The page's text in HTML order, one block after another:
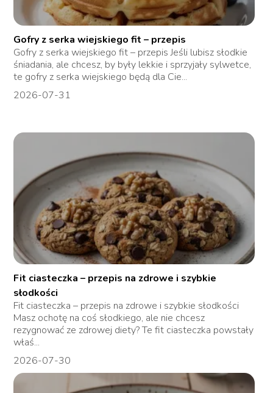
Gofry z serka wiejskiego fit – przepis
Gofry z serka wiejskiego fit – przepis Jeśli lubisz słodkie
śniadania, ale chcesz, by były lekkie i sprzyjały sylwetce,
te gofry z serka wiejskiego będą dla Cie...
2026-07-31
Fit ciasteczka – przepis na zdrowe i szybkie
słodkości
Fit ciasteczka – przepis na zdrowe i szybkie słodkości
Masz ochotę na coś słodkiego, ale nie chcesz
rezygnować ze zdrowej diety? Te fit ciasteczka powstały
właś...
2026-07-30